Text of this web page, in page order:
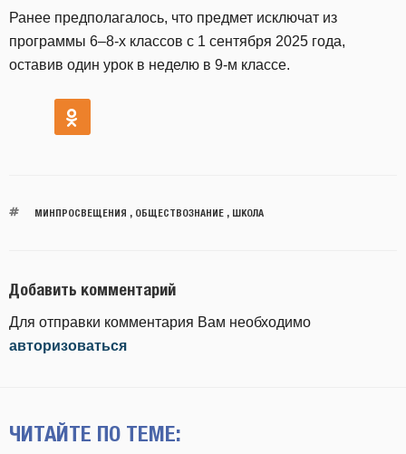
Ранее предполагалось, что предмет исключат из
программы 6–8-х классов с 1 сентября 2025 года,
оставив один урок в неделю в 9-м классе.
МИНПРОСВЕЩЕНИЯ , ОБЩЕСТВОЗНАНИЕ, ШКОЛА
Добавить комментарий
Для отправки комментария Вам необходимо
авторизоваться
ЧИТАЙТЕ ПО ТЕМЕ: